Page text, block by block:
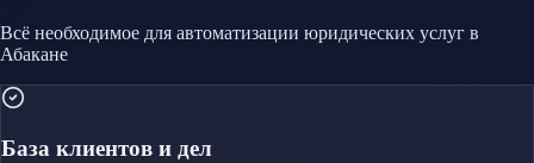
Всё необходимое для автоматизации юридических услуг в
Абакане
База клиентов и дел